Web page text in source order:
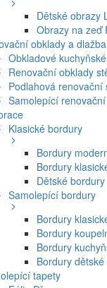
Dětské obrazy
Obrazy na zeď
obklady a dlažba
Obkladové
Renovační obklady
Podlahová
Samolepící
Klasické bordury
Bordury
Bordury
Dětské bordury
Samolepící bordury
Bordury
Bordury
Bordury
Bordury
tapety